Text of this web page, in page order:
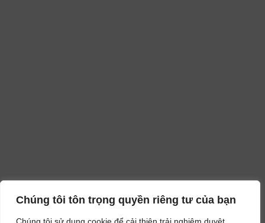
Chúng tôi tôn trọng quyền riêng tư của bạn